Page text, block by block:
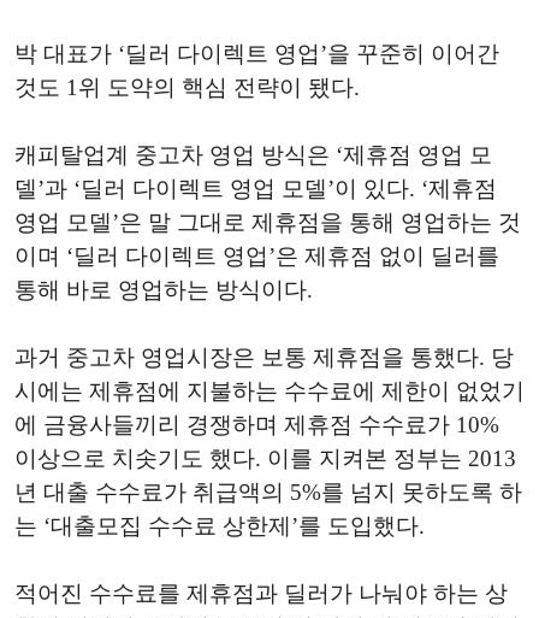
박 대표가 ‘딜러 다이렉트 영업’을 꾸준히 이어간
것도 1위 도약의 핵심 전략이 됐다.
캐피탈업계 중고차 영업 방식은 ‘제휴점 영업 모
델’과 ‘딜러 다이렉트 영업 모델’이 있다. ‘제휴점
영업 모델’은 말 그대로 제휴점을 통해 영업하는 것
이며 ‘딜러 다이렉트 영업’은 제휴점 없이 딜러를
통해 바로 영업하는 방식이다.
과거 중고차 영업시장은 보통 제휴점을 통했다. 당
시에는 제휴점에 지불하는 수수료에 제한이 없었기
에 금융사들끼리 경쟁하며 제휴점 수수료가 10%
이상으로 치솟기도 했다. 이를 지켜본 정부는 2013
년 대출 수수료가 취급액의 5%를 넘지 못하도록 하
는 ‘대출모집 수수료 상한제’를 도입했다.
적어진 수수료를 제휴점과 딜러가 나눠야 하는 상